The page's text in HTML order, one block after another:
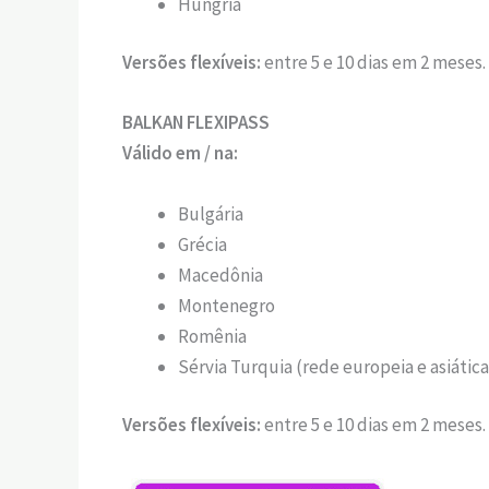
Versões flexíveis:entre 5 e 10 dias em 2 meses.
BALKAN FLEXIPASS
Válido em / na:
Bulgária
Grécia
Macedônia
Montenegro
Romênia
Sérvia Turquia (rede europeia e
Versões flexíveis:entre 5 e 10 dias em 2 meses.